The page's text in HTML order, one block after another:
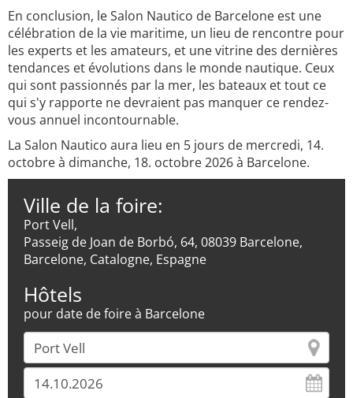
En conclusion, le Salon Nautico de Barcelone est une
célébration de la vie maritime, un lieu de rencontre pour
les experts et les amateurs, et une vitrine des dernières
tendances et évolutions dans le monde nautique. Ceux
qui sont passionnés par la mer, les bateaux et tout ce
qui s'y rapporte ne devraient pas manquer ce rendez-
vous annuel incontournable.
La Salon Nautico aura lieu en 5 jours de mercredi, 14.
octobre à dimanche, 18. octobre 2026 à Barcelone.
Ville de la foire:
Port Vell,
Passeig de Joan de Borbó, 64, 08039 Barcelone,
Barcelone, Catalogne, Espagne
Hôtels
pour date de foire à Barcelone